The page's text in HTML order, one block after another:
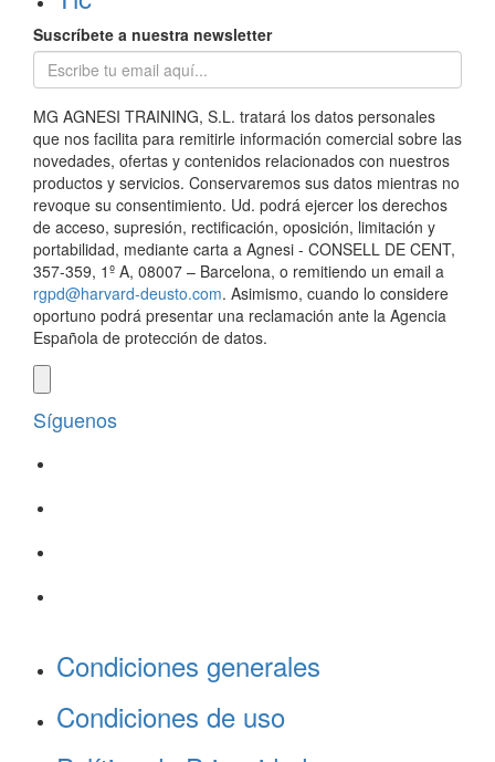
Suscríbete a nuestra newsletter
MG AGNESI TRAINING, S.L. tratará los datos personales
que nos facilita para remitirle información comercial sobre las
novedades, ofertas y contenidos relacionados con nuestros
productos y servicios. Conservaremos sus datos mientras no
revoque su consentimiento. Ud. podrá ejercer los derechos
de acceso, supresión, rectificación, oposición, limitación y
portabilidad, mediante carta a Agnesi - CONSELL DE CENT,
357-359, 1º A, 08007 – Barcelona, o remitiendo un email a
rgpd@harvard-deusto.com. Asimismo, cuando lo considere
oportuno podrá presentar una reclamación ante la Agencia
Española de protección de datos.
Síguenos
Condiciones generales
Condiciones de uso